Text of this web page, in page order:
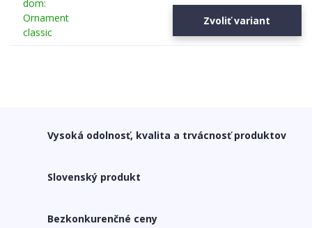
Zvoliť variant
Vysoká odolnosť, kvalita a trvácnosť produktov
Slovenský produkt
Bezkonkurenčné ceny